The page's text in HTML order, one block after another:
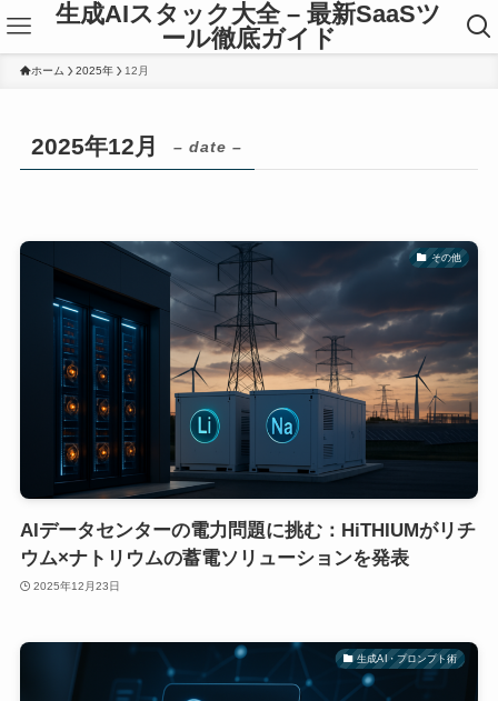
生成AIスタック大全 – 最新SaaSツ
ール徹底ガイド
ホーム 2025年 12月
2025年12月 – date –
その他
AIデータセンターの電力問題に挑む：HiTHIUMがリチ
ウム×ナトリウムの蓄電ソリューションを発表
2025年12月23日
生成AI・プロンプト術